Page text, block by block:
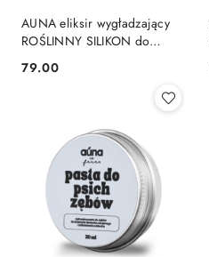
AUNA eliksir wygładzający
ROŚLINNY SILIKON do
suchej i puszącej się sierści
30 ml
Cena:
79.00